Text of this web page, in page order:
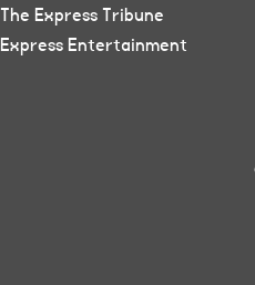
The Express Tribune
Express Entertainment